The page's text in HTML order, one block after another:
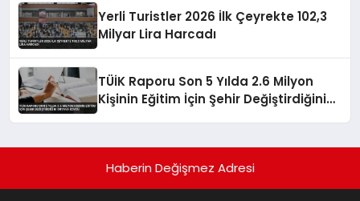
Yerli Turistler 2026 İlk Çeyrekte 102,3
Milyar Lira Harcadı
TÜİK Raporu Son 5 Yılda 2.6 Milyon
Kişinin Eğitim İçin Şehir Değiştirdiğini
Haberin Değişmez Adresi